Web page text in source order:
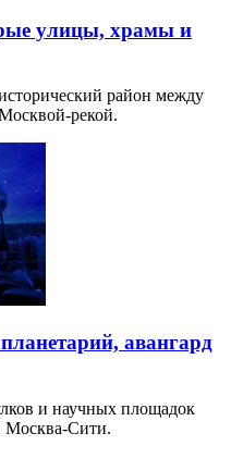
улицы, храмы и
район между
рекой.
авангард
и научных площадок
Москва-Сити.